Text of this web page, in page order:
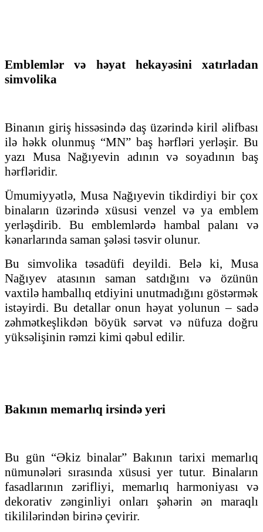
Emblemlər və həyat hekayəsini xatırladan
simvolika
Binanın giriş hissəsində daş üzərində kiril əlifbası
ilə həkk olunmuş “MN” baş hərfləri yerləşir. Bu
yazı Musa Nağıyevin adının və soyadının baş
hərfləridir.
Ümumiyyətlə, Musa Nağıyevin tikdirdiyi bir çox
binaların üzərində xüsusi venzel və ya emblem
yerləşdirib. Bu emblemlərdə hambal palanı və
kənarlarında saman şələsi təsvir olunur.
Bu simvolika təsadüfi deyildi. Belə ki, Musa
Nağıyev atasının saman satdığını və özünün
vaxtilə hamballıq etdiyini unutmadığını göstərmək
istəyirdi. Bu detallar onun həyat yolunun – sadə
zəhmətkeşlikdən böyük sərvət və nüfuza doğru
yüksəlişinin rəmzi kimi qəbul edilir.
Bakının memarlıq irsində yeri
Bu gün “Əkiz binalar” Bakının tarixi memarlıq
nümunələri sırasında xüsusi yer tutur. Binaların
fasadlarının zərifliyi, memarlıq harmoniyası və
dekorativ zənginliyi onları şəhərin ən maraqlı
tikililərindən birinə çevirir.